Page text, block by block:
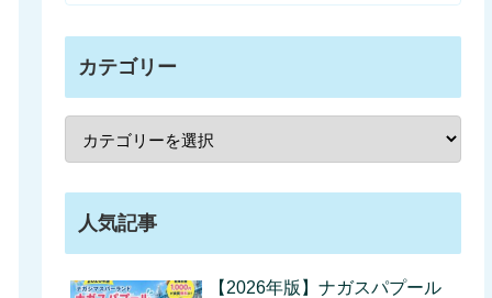
カテゴリー
人気記事
【2026年版】ナガスパプール